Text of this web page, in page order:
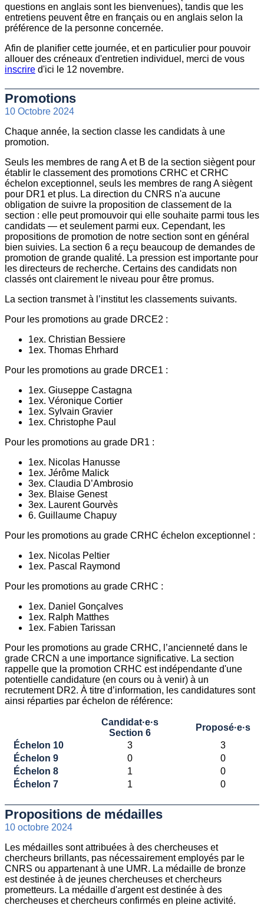
questions en anglais sont les bienvenues), tandis que les
entretiens peuvent être en français ou en anglais selon la
préférence de la personne concernée.
Afin de planifier cette journée, et en particulier pour pouvoir
allouer des créneaux d'entretien individuel, merci de vous
inscrire d'ici le 12 novembre.
Promotions
10 Octobre 2024
Chaque année, la section classe les candidats à une
promotion.
Seuls les membres de rang A et B de la section siègent pour
établir le classement des promotions CRHC et CRHC
échelon exceptionnel, seuls les membres de rang A siègent
pour DR1 et plus. La direction du CNRS n'a aucune
obligation de suivre la proposition de classement de la
section : elle peut promouvoir qui elle souhaite parmi tous les
candidats — et seulement parmi eux. Cependant, les
propositions de promotion de notre section sont en général
bien suivies. La section 6 a reçu beaucoup de demandes de
promotion de grande qualité. La pression est importante pour
les directeurs de recherche. Certains des candidats non
classés ont clairement le niveau pour être promus.
La section transmet à l’institut les classements suivants.
Pour les promotions au grade DRCE2 :
1ex. Christian Bessiere
1ex. Thomas Ehrhard
Pour les promotions au grade DRCE1 :
1ex. Giuseppe Castagna
1ex. Véronique Cortier
1ex. Sylvain Gravier
1ex. Christophe Paul
Pour les promotions au grade DR1 :
1ex. Nicolas Hanusse
1ex. Jérôme Malick
3ex. Claudia D’Ambrosio
3ex. Blaise Genest
3ex. Laurent Gourvès
6. Guillaume Chapuy
Pour les promotions au grade CRHC échelon exceptionnel :
1ex. Nicolas Peltier
1ex. Pascal Raymond
Pour les promotions au grade CRHC :
1ex. Daniel Gonçalves
1ex. Ralph Matthes
1ex. Fabien Tarissan
Pour les promotions au grade CRHC, l’ancienneté dans le
grade CRCN a une importance significative. La section
rappelle que la promotion CRHC est indépendante d'une
potentielle candidature (en cours ou à venir) à un
recrutement DR2. À titre d’information, les candidatures sont
ainsi réparties par échelon de référence:
Candidat·e·s
Section 6
Proposé·e·s
Échelon 10
3
3
Échelon 9
0
0
Échelon 8
1
0
Échelon 7
1 0
Propositions de médailles
10 octobre 2024
Les médailles sont attribuées à des chercheuses et
chercheurs brillants, pas nécessairement employés par le
CNRS ou appartenant à une UMR. La médaille de bronze
est destinée à de jeunes chercheuses et chercheurs
prometteurs. La médaille d'argent est destinée à des
chercheuses et chercheurs confirmés en pleine activité.